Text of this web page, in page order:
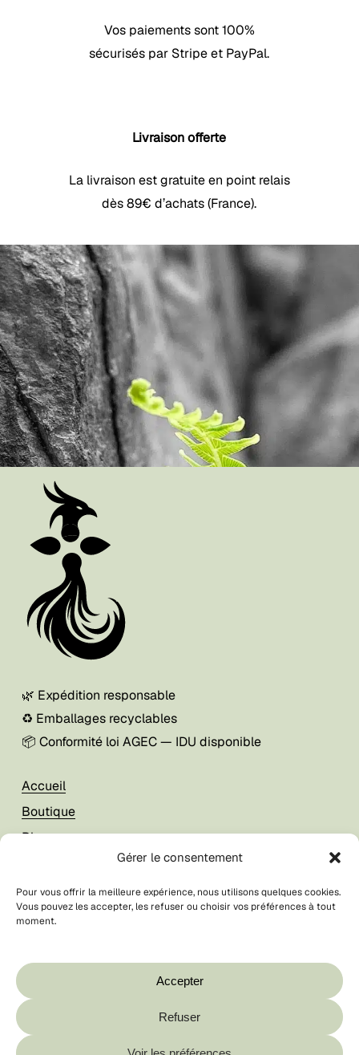
Gérer le consentement
Pour vous offrir la meilleure expérience, nous utilisons quelques cookies.
Vous pouvez les accepter, les refuser ou choisir vos préférences à tout
moment.
Accepter
Refuser
Boutique
Vos paiements sont 100%
sécurisés par Stripe et PayPal.
Livraison offerte
La livraison est gratuite en point relais
dès 89€ d’achats (France).
🌿 Expédition responsable
♻️ Emballages recyclables
📦 Conformité loi AGEC — IDU disponible
Accueil
Boutique
Blog
Mon compte
CGV / CGU